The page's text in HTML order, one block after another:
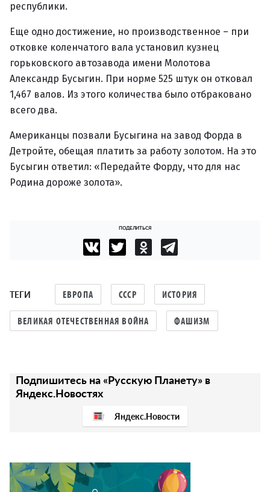
республики.
Еще одно достижение, но производственное – при
отковке коленчатого вала установил кузнец
горьковского автозавода имени Молотова
Александр Бусыгин. При норме 525 штук он отковал
1,467 валов. Из этого количества было отбраковано
всего два.
Американцы позвали Бусыгина на завод Форда в
Детройте, обещая платить за работу золотом. На это
Бусыгин ответил: «Передайте Форду, что для нас
Родина дороже золота».
ПОДЕЛИТЬСЯ
ТЕГИ ЕВРОПА СССР ИСТОРИЯ
ВЕЛИКАЯ ОТЕЧЕСТВЕННАЯ ВОЙНА ФАШИЗМ
Подпишитесь на «Русскую Планету» в
Яндекс.Новостях
Яндекс.Новости